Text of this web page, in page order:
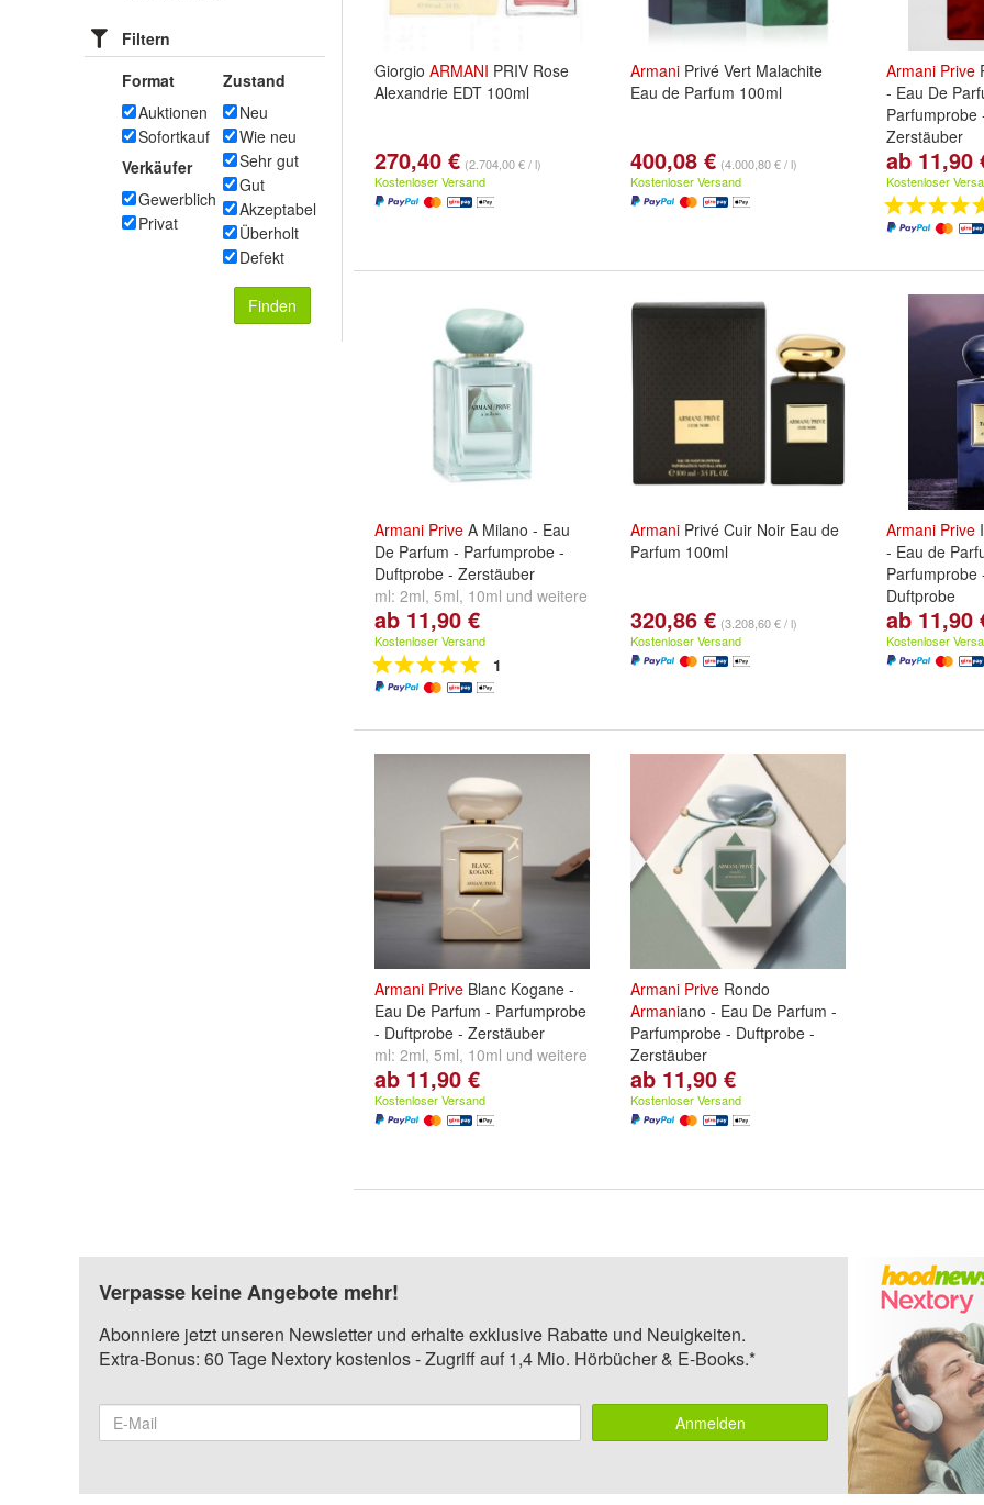
Filtern
Format
Auktionen
Sofortkauf
Verkäufer
Gewerblich
Privat
Zustand
Neu
Wie neu
Sehr gut
Gut
Akzeptabel
Überholt
Defekt
Finden
Giorgio ARMANI PRIV Rose
Alexandrie EDT 100ml
270,40 € (2.704,00 € / l)
Kostenloser Versand
Armani Privé Vert Malachite
Eau de Parfum 100ml
400,08 € (4.000,80 € / l)
Kostenloser Versand
Armani Prive
- Eau De
Parfumprobe
Zerstäuber
ml: 2ml, 5ml,
...
ab 11,90
Kostenloser
Armani Prive A Milano - Eau
De Parfum - Parfumprobe -
Duftprobe - Zerstäuber
ml: 2ml, 5ml, 10ml und weitere
...
ab 11,90 €
Kostenloser Versand
1
Armani Privé Cuir Noir Eau de
Parfum 100ml
320,86 € (3.208,60 € / l)
Kostenloser Versand
Armani Prive
- Eau de
Parfumprobe
Duftprobe
ml: 2ml, 5ml,
...
ab 11,90
Kostenloser
Armani Prive Blanc Kogane -
Eau De Parfum - Parfumprobe
- Duftprobe - Zerstäuber
ml: 2ml, 5ml, 10ml und weitere
...
ab 11,90 €
Kostenloser Versand
Armani Prive Rondo
Armaniano - Eau De Parfum -
Parfumprobe - Duftprobe -
Zerstäuber
ml: 2ml, 5ml, 10ml
...
ab 11,90 €
Kostenloser Versand
Verpasse keine Angebote mehr!
Abonniere jetzt unseren Newsletter und erhalte exklusive Rabatte und Neuigkeiten.
Extra-Bonus: 60 Tage Nextory kostenlos - Zugriff auf 1,4 Mio. Hörbücher & E-Books.*
Anmelden